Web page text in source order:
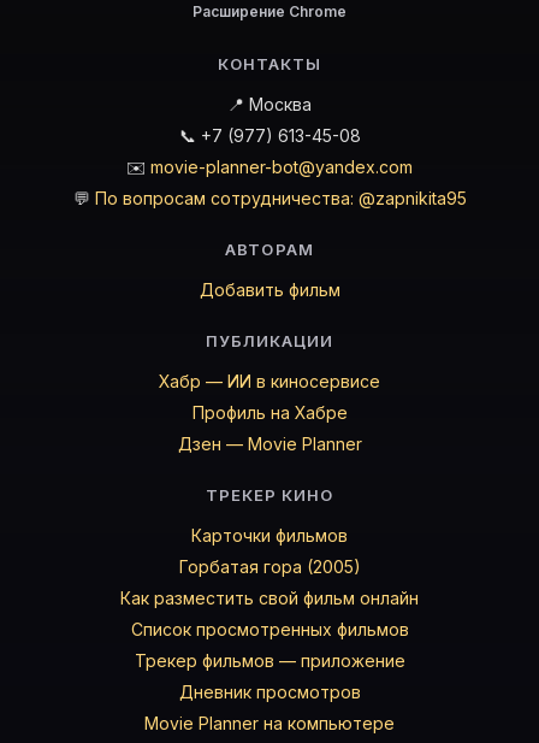
Расширение Chrome
КОНТАКТЫ
📍 Москва
📞 +7 (977) 613-45-08
✉️ movie-planner-bot@yandex.com
💬 По вопросам сотрудничества: @zapnikita95
АВТОРАМ
Добавить фильм
ПУБЛИКАЦИИ
Хабр — ИИ в киносервисе
Профиль на Хабре
Дзен — Movie Planner
ТРЕКЕР КИНО
Карточки фильмов
Горбатая гора (2005)
Как разместить свой фильм онлайн
Список просмотренных фильмов
Трекер фильмов — приложение
Дневник просмотров
Movie Planner на компьютере